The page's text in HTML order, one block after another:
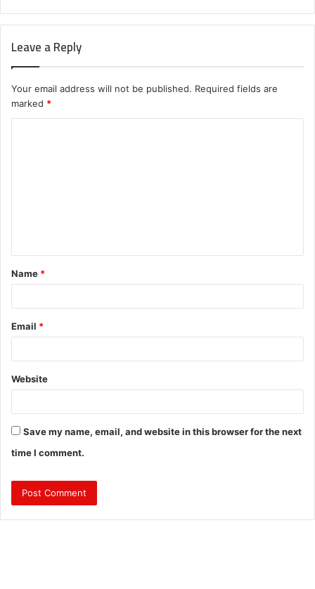
Leave a Reply
Your email address will not be published. Required fields are
marked *
t
*
Name *
Email *
Website
Save my name, email, and website in this browser for the next
time I comment.